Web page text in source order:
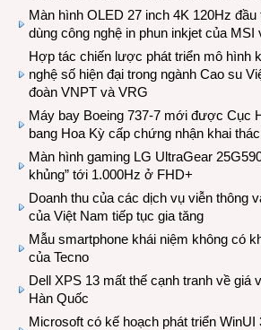
Màn hình OLED 27 inch 4K 120Hz đầu
dùng công nghệ in phun inkjet của MSI
Hợp tác chiến lược phát triển mô hình
nghệ số hiện đại trong ngành Cao su
đoàn VNPT và VRG
Máy bay Boeing 737-7 mới được Cục
bang Hoa Kỳ cấp chứng nhận khai
Màn hình gaming LG UltraGear
khủng” tới 1.000Hz ở FHD+
Doanh thu của các dịch vụ viễn thông
của Việt Nam tiếp tục gia tăng
Mẫu smartphone khái niệm không có
của Tecno
Dell XPS 13 mất thế cạnh tranh về giá
Hàn Quốc
Microsoft có kế hoạch phát triển